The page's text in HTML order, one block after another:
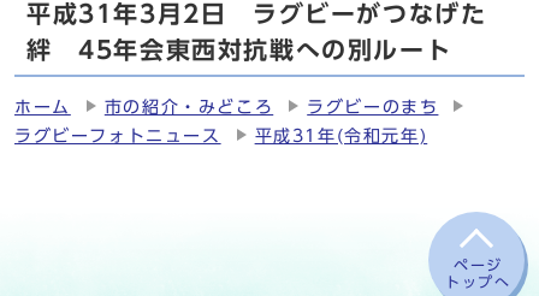
平成31年3月2日 ラグビーがつなげた
絆 45年会東西対抗戦への別ルート
ホーム 市の紹介・みどころ
ラグビーのまち
ラグビーフォトニュース
平成31年(令和元年)
ページ
トップへ